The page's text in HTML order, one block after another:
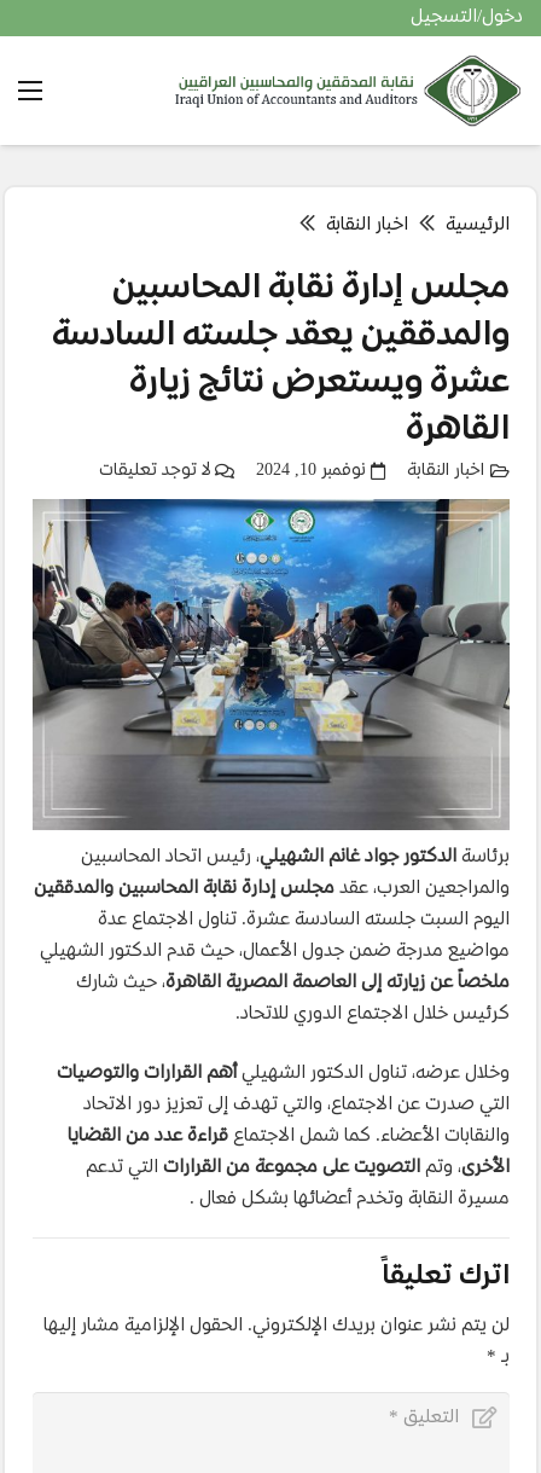
دخول/التسجيل
الرئيسية اخبار النقابة
مجلس إدارة نقابة المحاسبين
والمدققين يعقد جلسته السادسة
عشرة ويستعرض نتائج زيارة
القاهرة
اخبار النقابة نوفمبر 10, 2024 لا توجد تعليقات
برئاسةالدكتور جواد غانم الشهيلي، رئيس اتحاد المحاسبين
والمراجعين العرب، عقدمجلس إدارة نقابة المحاسبين والمدققين
اليوم السبت جلسته السادسة عشرة. تناول الاجتماع عدة
مواضيع مدرجة ضمن جدول الأعمال، حيث قدم الدكتور الشهيلي
ملخصاً عن زيارته إلى العاصمة المصرية القاهرة، حيث شارك
كرئيس خلال الاجتماع الدوري للاتحاد.
وخلال عرضه، تناول الدكتور الشهيليأهم القرارات والتوصيات
التي صدرت عن الاجتماع، والتي تهدف إلى تعزيز دور الاتحاد
والنقابات الأعضاء. كما شمل الاجتماعقراءة عدد من القضايا
الأخرى، وتمالتصويت على مجموعة من القرارات التي تدعم
مسيرة النقابة وتخدم أعضائها بشكل فعال .
اترك تعليقاً
لن يتم نشر عنوان بريدك الإلكتروني. الحقول الإلزامية مشار إليها
بـ *